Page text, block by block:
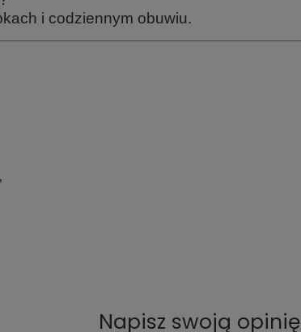
i codziennym obuwiu.
Napisz swoją opinię